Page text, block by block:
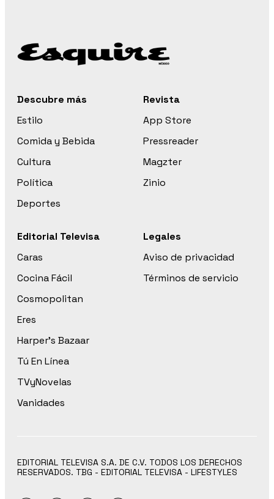
Descubre más
Estilo
Comida y Bebida
Cultura
Política
Deportes
Revista
App Store
Pressreader
Magzter
Zinio
Editorial Televisa
Caras
Cocina Fácil
Cosmopolitan
Eres
Harper’s Bazaar
Tú En Línea
TVyNovelas
Vanidades
Legales
Aviso de privacidad
Términos de servicio
EDITORIAL TELEVISA S.A. DE C.V. TODOS LOS DERECHOS
RESERVADOS. TBG - EDITORIAL TELEVISA - LIFESTYLES